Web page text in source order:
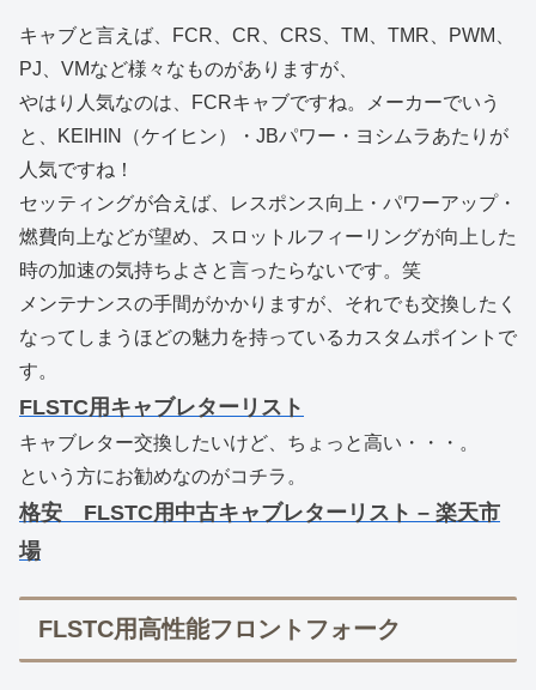
キャブと言えば、FCR、CR、CRS、TM、TMR、PWM、
PJ、VMなど様々なものがありますが、
やはり人気なのは、FCRキャブですね。メーカーでいう
と、KEIHIN（ケイヒン）・JBパワー・ヨシムラあたりが
人気ですね！
セッティングが合えば、レスポンス向上・パワーアップ・
燃費向上などが望め、スロットルフィーリングが向上した
時の加速の気持ちよさと言ったらないです。笑
メンテナンスの手間がかかりますが、それでも交換したく
なってしまうほどの魅力を持っているカスタムポイントで
す。
FLSTC用キャブレターリスト
キャブレター交換したいけど、ちょっと高い・・・。
という方にお勧めなのがコチラ。
格安 FLSTC用中古キャブレターリスト – 楽天市
場
FLSTC用高性能フロントフォーク